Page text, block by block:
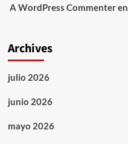
A WordPress Commenteren
Archives
julio 2026
junio 2026
mayo 2026